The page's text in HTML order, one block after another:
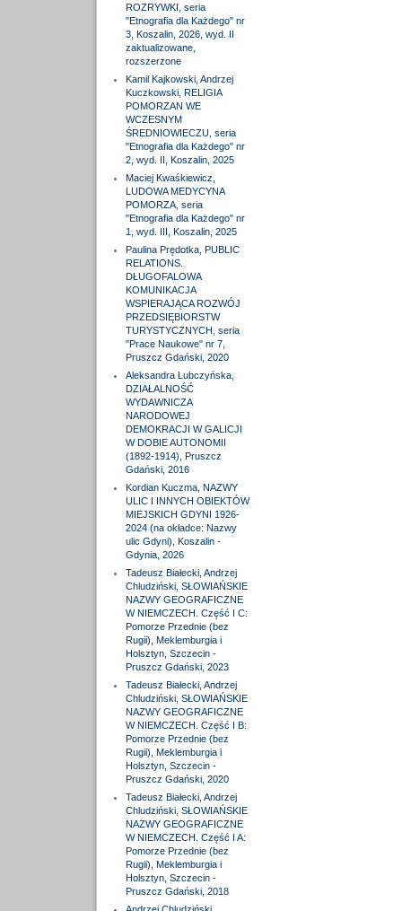
ROZRYWKI, seria
"Etnografia dla Każdego" nr
3, Koszalin, 2026, wyd. II
zaktualizowane,
rozszerzone
Kamil Kajkowski, Andrzej
Kuczkowski, RELIGIA
POMORZAN WE
WCZESNYM
ŚREDNIOWIECZU, seria
"Etnografia dla Każdego" nr
2, wyd. II, Koszalin, 2025
Maciej Kwaśkiewicz,
LUDOWA MEDYCYNA
POMORZA, seria
"Etnografia dla Każdego" nr
1, wyd. III, Koszalin, 2025
Paulina Prędotka, PUBLIC
RELATIONS.
DŁUGOFALOWA
KOMUNIKACJA
WSPIERAJĄCA ROZWÓJ
PRZEDSIĘBIORSTW
TURYSTYCZNYCH, seria
"Prace Naukowe" nr 7,
Pruszcz Gdański, 2020
Aleksandra Lubczyńska,
DZIAŁALNOŚĆ
WYDAWNICZA
NARODOWEJ
DEMOKRACJI W GALICJI
W DOBIE AUTONOMII
(1892-1914), Pruszcz
Gdański, 2016
Kordian Kuczma, NAZWY
ULIC I INNYCH OBIEKTÓW
MIEJSKICH GDYNI 1926-
2024 (na okładce: Nazwy
ulic Gdyni), Koszalin -
Gdynia, 2026
Tadeusz Białecki, Andrzej
Chludziński, SŁOWIAŃSKIE
NAZWY GEOGRAFICZNE
W NIEMCZECH. Część I C:
Pomorze Przednie (bez
Rugii), Meklemburgia i
Holsztyn, Szczecin -
Pruszcz Gdański, 2023
Tadeusz Białecki, Andrzej
Chludziński, SŁOWIAŃSKIE
NAZWY GEOGRAFICZNE
W NIEMCZECH. Część I B:
Pomorze Przednie (bez
Rugii), Meklemburgia i
Holsztyn, Szczecin -
Pruszcz Gdański, 2020
Tadeusz Białecki, Andrzej
Chludziński, SŁOWIAŃSKIE
NAZWY GEOGRAFICZNE
W NIEMCZECH. Część I A:
Pomorze Przednie (bez
Rugii), Meklemburgia i
Holsztyn, Szczecin -
Pruszcz Gdański, 2018